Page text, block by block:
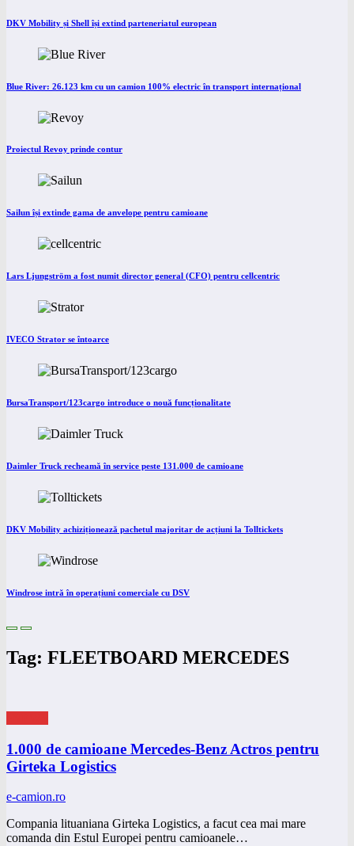
DKV Mobility și Shell își extind parteneriatul european
Blue River: 26.123 km cu un camion 100% electric în transport internațional
Proiectul Revoy prinde contur
Sailun își extinde gama de anvelope pentru camioane
Lars Ljungström a fost numit director general (CFO) pentru cellcentric
IVECO Strator se întoarce
BursaTransport/123cargo introduce o nouă funcționalitate
Daimler Truck recheamă în service peste 131.000 de camioane
DKV Mobility achiziționează pachetul majoritar de acțiuni la Tolltickets
Windrose intră în operațiuni comerciale cu DSV
Tag: FLEETBOARD MERCEDES
1.000 de camioane Mercedes-Benz Actros pentru
Girteka Logistics
e-camion.ro
Compania lituaniana Girteka Logistics, a facut cea mai mare
comanda din Estul Europei pentru camioanele…